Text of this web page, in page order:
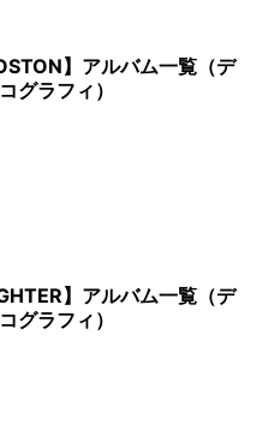
】アルバム一覧（デ
グラフィ）
】アルバム一覧（デ
グラフィ）